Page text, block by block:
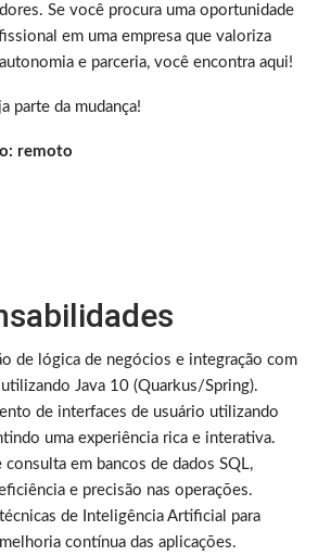
Se você procura uma oportunidade
em uma empresa que valoriza
e parceria, você encontra aqui!
parte da mudança!
remoto
de lógica de negócios e integração com
Java 10 (Quarkus/Spring).
de interfaces de usuário utilizando
uma experiência rica e interativa.
consulta em bancos de dados SQL,
e precisão nas operações.
de Inteligência Artificial para
contínua das aplicações.